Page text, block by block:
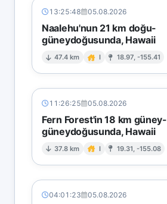
13:25:48 05.08.2026
Naalehu'nun 21 km doğu-
güneydoğusunda, Hawaii
47.4 km I 18.97, -155.41
11:26:25 05.08.2026
Fern Forest'in 18 km güney-
güneydoğusunda, Hawaii
37.8 km I 19.31, -155.08
04:01:23 05.08.2026